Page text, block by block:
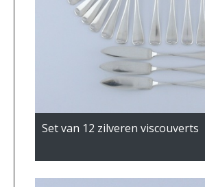
Set van 12 zilveren viscouverts